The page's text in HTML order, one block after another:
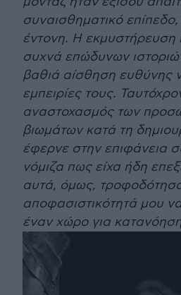
συναισθηματικό
έντονη. Η εκμυστήρευση
συχνά επώδυνων
βαθιά αίσθηση ευθύνης
εμπειρίες τους.
αναστοχασμός των
βιωμάτων κατά τη
έφερνε στην επιφάνεια
νόμιζα πως είχα ήδη
αυτά, όμως,
αποφασιστικότητά μου
έναν χώρο για